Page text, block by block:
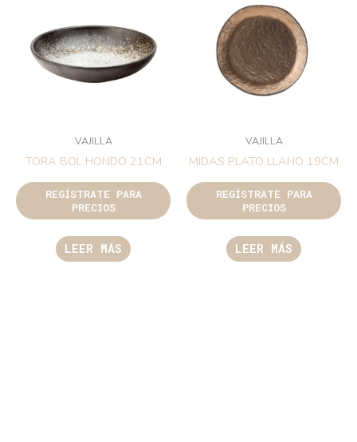
VAJILLA
TORA BOL HONDO 21CM
REGÍSTRATE PARA
PRECIOS
LEER MÁS
VAJILLA
MIDAS PLATO LLANO 19CM
REGÍSTRATE PARA
PRECIOS
LEER MÁS